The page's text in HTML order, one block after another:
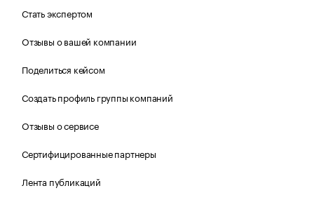
Стать экспертом
Отзывы о вашей компании
Поделиться кейсом
Создать профиль группы компаний
Отзывы о сервисе
Сертифицированные партнеры
Лента публикаций